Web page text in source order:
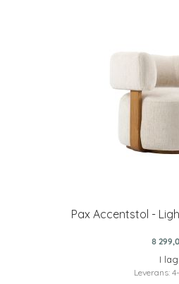
Pax Accentstol -
8
I
Leverans: